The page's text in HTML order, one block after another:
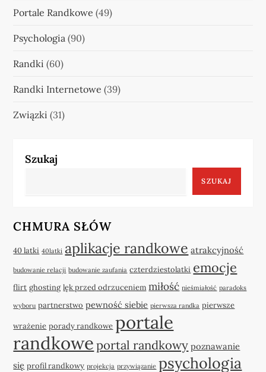
Portale Randkowe (49)
Psychologia (90)
Randki (60)
Randki Internetowe (39)
Związki (31)
Szukaj
SZUKAJ
CHMURA SŁÓW
40 latki 40latki aplikacje randkowe atrakcyjność
budowanie relacji budowanie zaufania czterdziestolatki emocje
flirt ghosting lęk przed odrzuceniem miłość nieśmiałość paradoks
wyboru partnerstwo pewność siebie pierwsza randka pierwsze
wrażenie porady randkowe portale
randkowe portal randkowy poznawanie
się profil randkowy projekcja przywiązanie psychologia